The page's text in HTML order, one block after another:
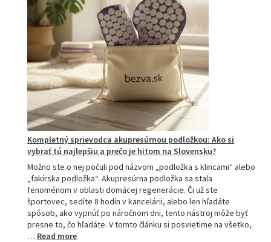
Kompletný sprievodca akupresúrnou podložkou: Ako si
vybrať tú najlepšiu a prečo je hitom na Slovensku?
Možno ste o nej počuli pod názvom „podložka s klincami“ alebo
„fakírska podložka“. Akupresúrna podložka sa stala
fenoménom v oblasti domácej regenerácie. Či už ste
športovec, sedíte 8 hodín v kancelárii, alebo len hľadáte
spôsob, ako vypnúť po náročnom dni, tento nástroj môže byť
presne to, čo hľadáte. V tomto článku si posvietime na všetko,
… Read more: